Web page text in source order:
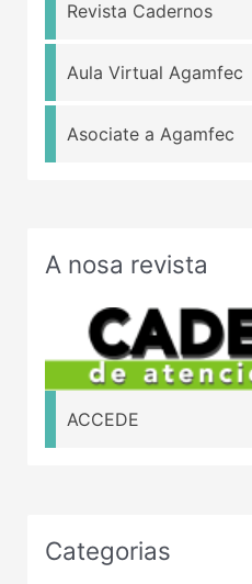
Revista Cadernos
Aula Virtual Agamfec
Asociate a Agamfec
A nosa revista
ACCEDE
Categorias